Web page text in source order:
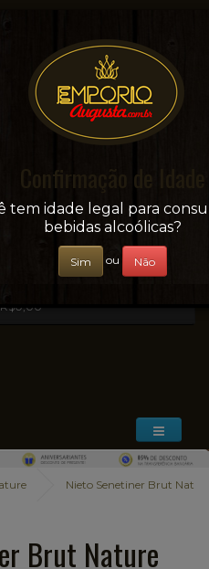
e adega on-line!
Nieto Senetiner Brut
Brut Nature
Confirmação de Idade
tem idade legal para
bebidas alcoólicas?
Sim ou Não